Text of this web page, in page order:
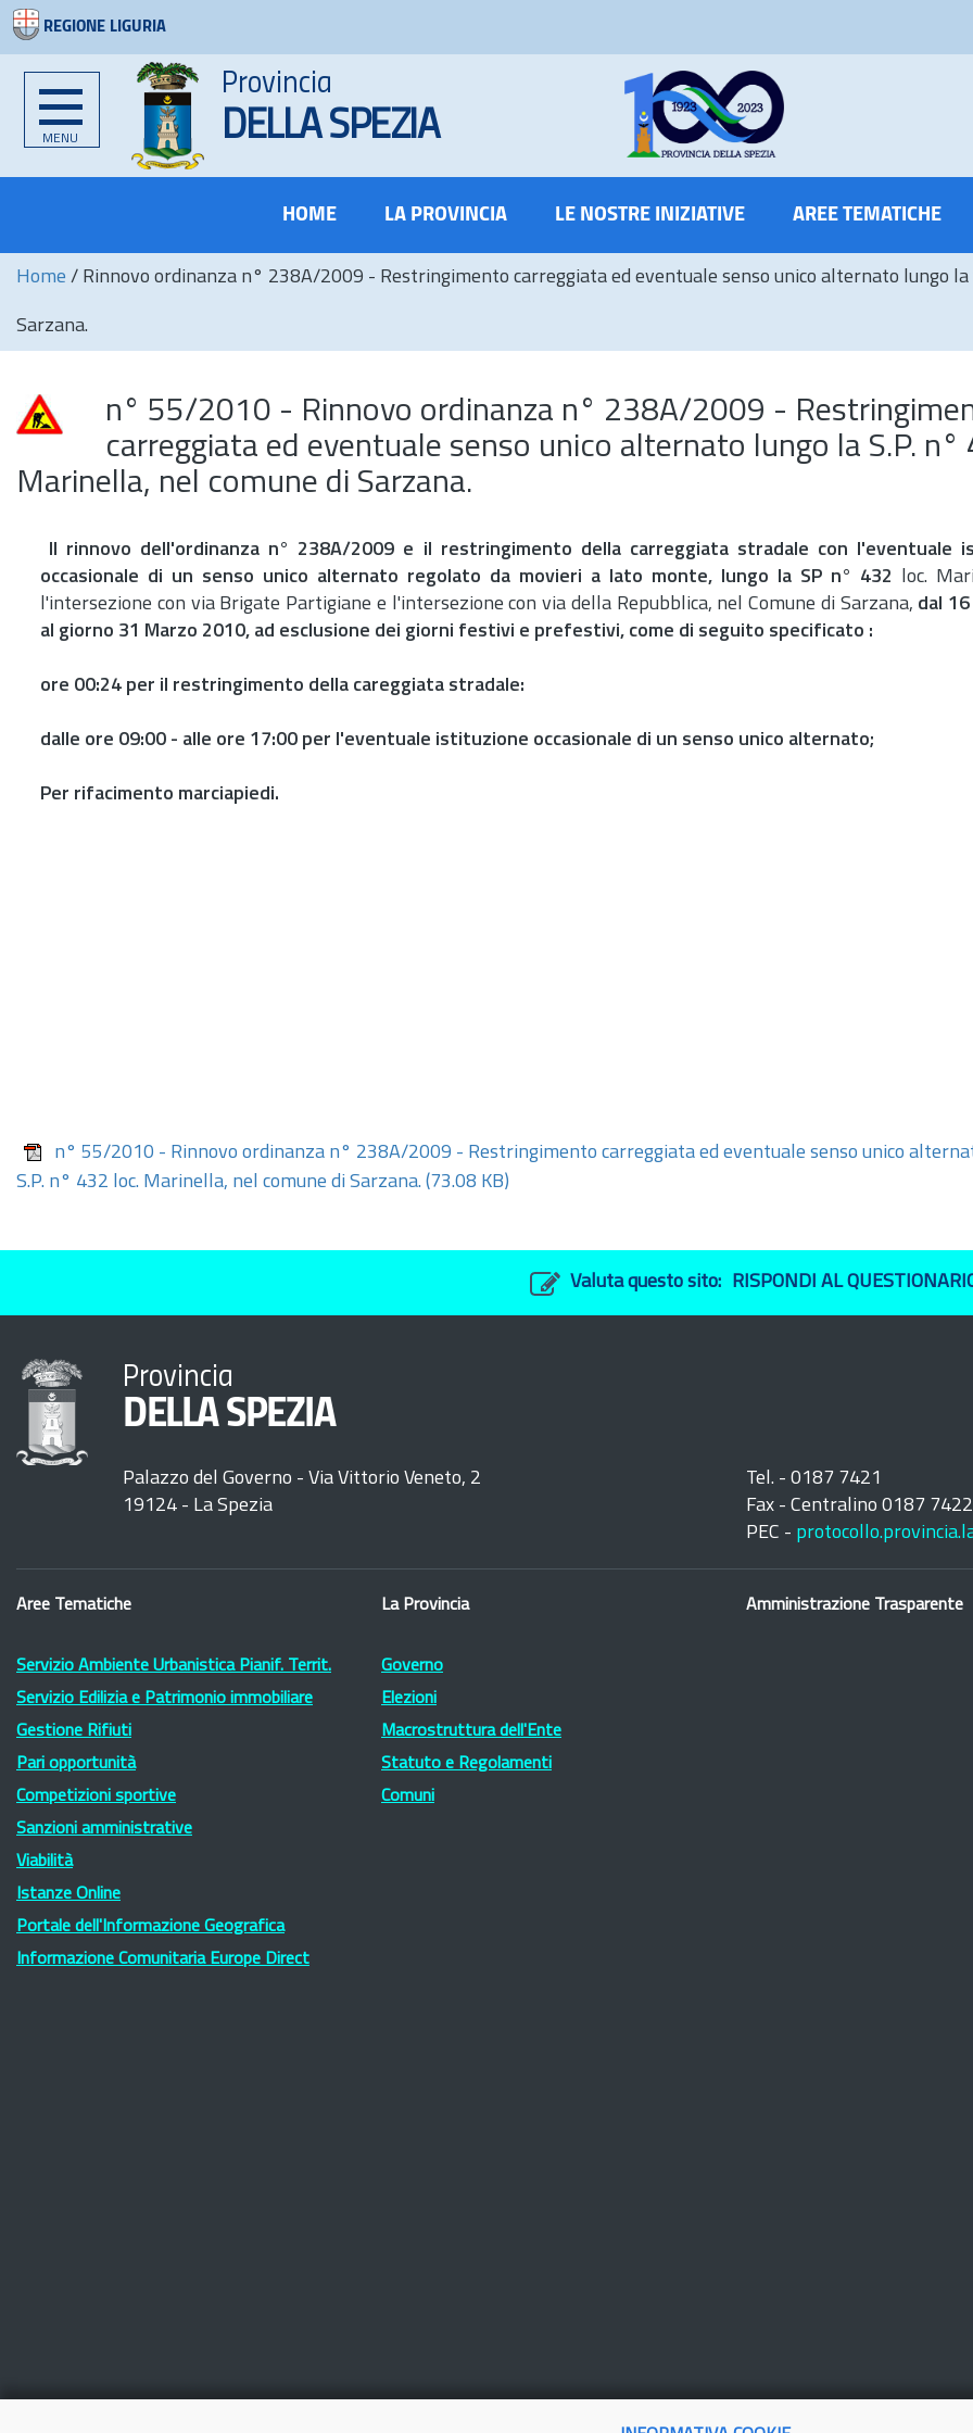
REGIONE LIGURIA
MENU
Provincia
DELLA SPEZIA
HOME LA PROVINCIA LE NOSTRE INIZIATIVE AREE TEMATICHE
Home / Rinnovo ordinanza n° 238A/2009 - Restringimento carreggiata ed eventuale senso unico alternato lungo la
Sarzana.
n° 55/2010 - Rinnovo ordinanza n° 238A/2009 -
carreggiata ed eventuale senso unico alternato lungo la S.P. n°
Marinella, nel comune di Sarzana.
Il rinnovo dell'ordinanza n° 238A/2009 e il restringimento della carreggiata stradale con l'eventuale
occasionale di un senso unico alternato regolato da movieri a lato monte, lungo la SP n° 432 loc.
l'intersezione con via Brigate Partigiane e l'intersezione con via della Repubblica, nel Comune di Sarzana, dal
al giorno 31 Marzo 2010, ad esclusione dei giorni festivi e prefestivi, come di seguito specificato :
ore 00:24 per il restringimento della careggiata stradale:
dalle ore 09:00 - alle ore 17:00 per l'eventuale istituzione occasionale di un senso unico alternato;
Per rifacimento marciapiedi.
n° 55/2010 - Rinnovo ordinanza n° 238A/2009 - Restringimento carreggiata ed eventuale senso unico
S.P. n° 432 loc. Marinella, nel comune di Sarzana. (73.08 KB)
Valuta questo sito: RISPONDI AL
Provincia
DELLA SPEZIA
Palazzo del Governo - Via Vittorio Veneto, 2
19124 - La Spezia
Tel. - 0187 7421
Fax - Centralino 0187
PEC -
Aree Tematiche
Servizio Ambiente Urbanistica Pianif. Territ.
Servizio Edilizia e Patrimonio immobiliare
Gestione Rifiuti
Pari opportunità
Competizioni sportive
Sanzioni amministrative
Viabilità
Istanze Online
Portale dell'Informazione Geografica
Informazione Comunitaria Europe Direct
La Provincia
Governo
Elezioni
Macrostruttura dell'Ente
Statuto e Regolamenti
Comuni
Amministrazione Trasparente